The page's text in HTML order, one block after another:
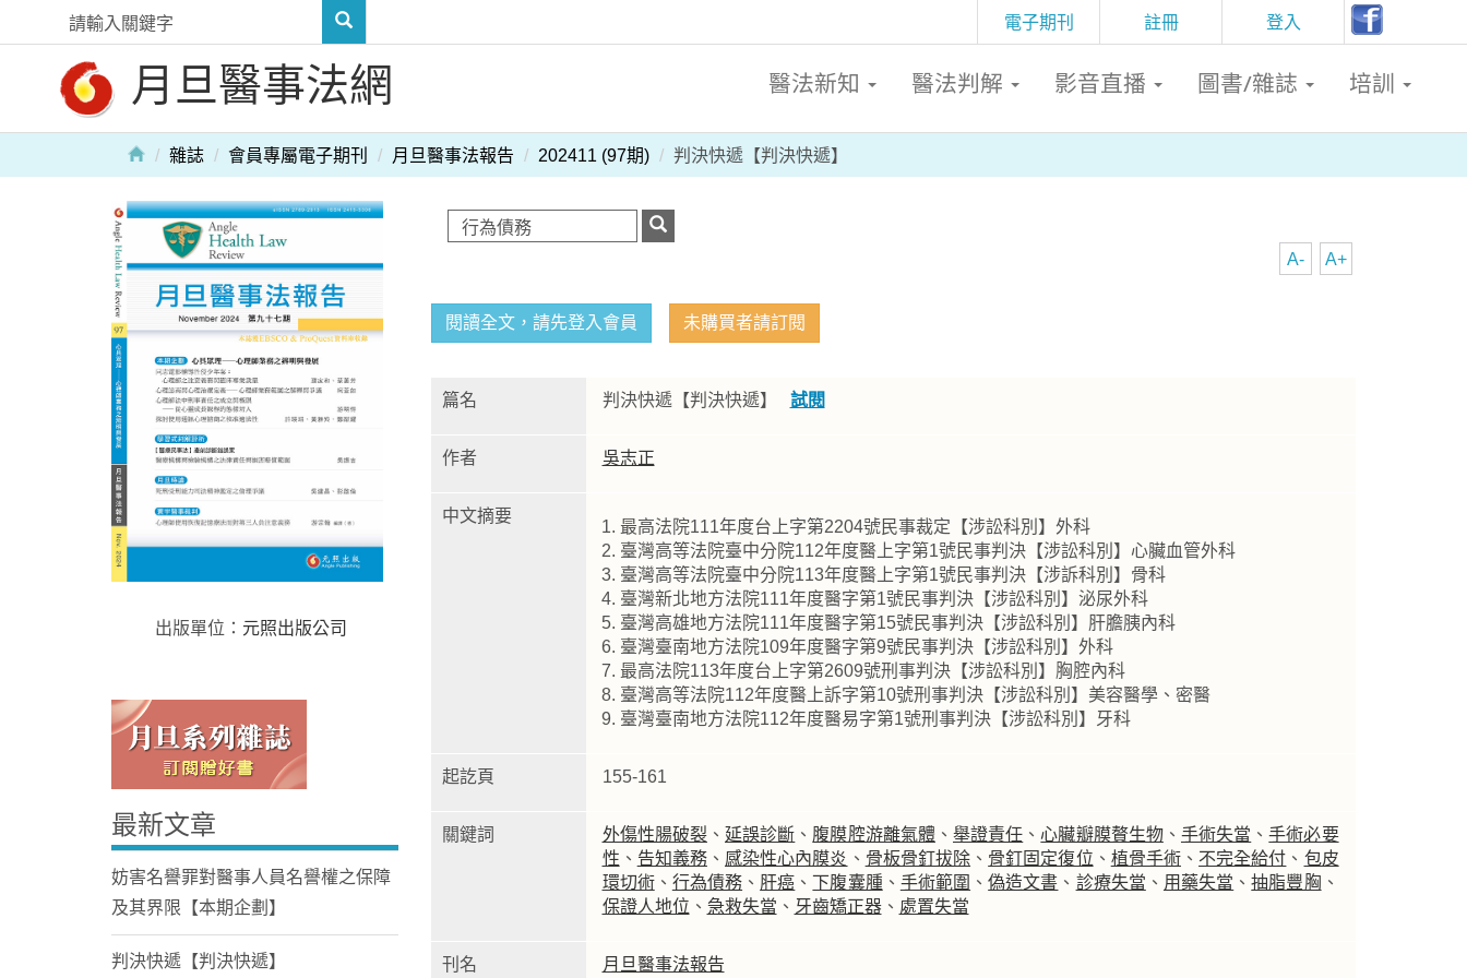
註冊 登入
電子期刊
月旦醫事法網 醫法新知 醫法判解 影音直播 圖書/雜誌 培訓
雜誌 會員專屬電子期刊 月旦醫事法報告 202411 (97期) 判決快遞【判決快遞】
A+
A-
閱讀全文，請先登入會員 未購買者請訂閱
篇名 判決快遞【判決快遞】 試閱
作者 吳志正
中文摘要
最高法院111年度台上字第2204號民事裁定【涉訟科別】外科
臺灣高等法院臺中分院112年度醫上字第1號民事判決【涉訟科別】心臟血管外科
臺灣高等法院臺中分院113年度醫上字第1號民事判決【涉訴科別】骨科
臺灣新北地方法院111年度醫字第1號民事判決【涉訟科別】泌尿外科
臺灣高雄地方法院111年度醫字第15號民事判決【涉訟科別】肝膽胰內科
臺灣臺南地方法院109年度醫字第9號民事判決【涉訟科別】外科
最高法院113年度台上字第2609號刑事判決【涉訟科別】胸腔內科
臺灣高等法院112年度醫上訴字第10號刑事判決【涉訟科別】美容醫學、密醫
臺灣臺南地方法院112年度醫易字第1號刑事判決【涉訟科別】牙科
起訖頁 155-161
關鍵詞 外傷性腸破裂、 延誤診斷 、 腹膜腔游離氣體 、 舉證責任 、 心臟瓣膜贅生物、 手術失當 、手術必要
性 、 告知義務、 感染性心內膜炎 、 骨板骨釘拔除 、 骨釘固定復位 、 植骨手術、 不完全給付 、 包皮
環切術、 行為債務 、 肝癌 、下腹囊腫 、 手術範圍 、偽造文書 、 診療失當 、 用藥失當 、抽脂豐胸 、
保證人地位 、 急救失當 、 牙齒矯正器、 處置失當
刊名 月旦醫事法報告
出版單位： 元照出版公司
最新文章
妨害名譽罪對醫事人員名譽權之保障
及其界限【本期企劃】
判決快遞【判決快遞】